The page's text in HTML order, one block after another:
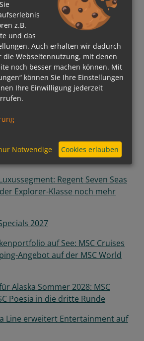
der Luxusschifffahrt:
getauft und bereit für die
neuen Erlebnissen auf der Hanse
MSC Cruises die erste Alaska-
wurde zum neuen US-
Poesia
startet neues
zur Wiederherstellung von
Regent Seven Seas
Explorer-Klasse noch mehr
2027
auf See: MSC Cruises
Angebot auf der MSC World
Alaska Sommer 2028: MSC
Poesia in die dritte Runde
Line erweitert Entertainment auf
z.B.
und das
Auch erhalten wir dadurch
die Webseitennutzung, mit denen
noch besser machen können. Mit
können Sie Ihre Einstellungen
Ihre Einwilligung jederzeit
Notwendige Cookies erlauben